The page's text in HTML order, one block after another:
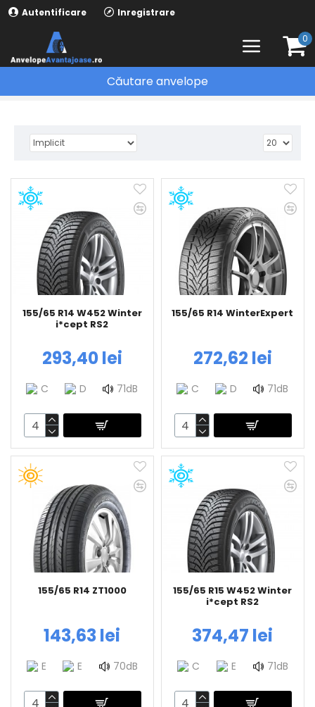
Autentificare Inregistrare
0
Căutare anvelope
155/65 R14 W452 Winter
i*cept RS2
293,40 lei
C D 71dB
155/65 R14 WinterExpert
272,62 lei
C D 71dB
155/65 R14 ZT1000
143,63 lei
E E 70dB
155/65 R15 W452 Winter
i*cept RS2
374,47 lei
C E 71dB